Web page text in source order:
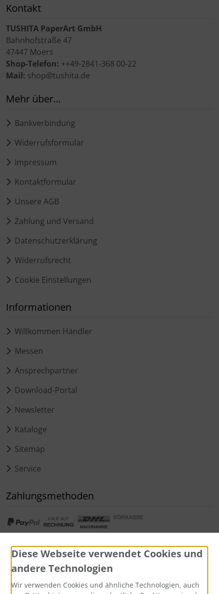
Kontakt
TUSHITA PaperArt GmbH
Bahnhofstraße 47
47447 Moers
Shop-Telefon: ++49-2841-368 00-22
Mail: shop@tushita.de
Mehr über...
Bankverbindung
Widerrufsformular
Impressum
Kontaktformular
Unsere AGB
Zahlung und Versand
Datenschutzerklärung
Widerrufsrecht
Cookie Einstellungen
Informationen
Willkommen Händler
Messen
Ansprechpartner
Download-Portal
Newsletter
Kataloge
Sitemap
Service
Zahlungsmethoden
Diese Webseite verwendet Cookies und
andere Technologien
Wir verwenden Cookies und ähnliche Technologien, auch